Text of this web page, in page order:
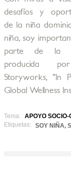
desafíos y
de la niña
niña, soy
parte de la
producida
Storyworks, "In
Global Wellness
Tema:
APOYO
Etiquetas:
SOY NIÑA,